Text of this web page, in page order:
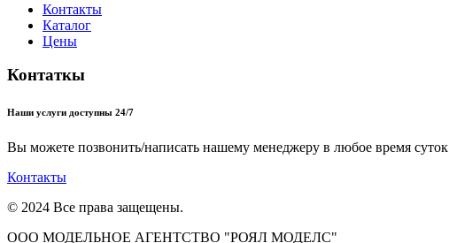
Контакты
Каталог
Цены
Контаткы
Наши услуги доступны 24/7
Вы можете позвонить/написать нашему менеджеру в любое время суток
Контакты
© 2024 Все права защещены.
ООО МОДЕЛЬНОЕ АГЕНТСТВО "РОЯЛ МОДЕЛС"